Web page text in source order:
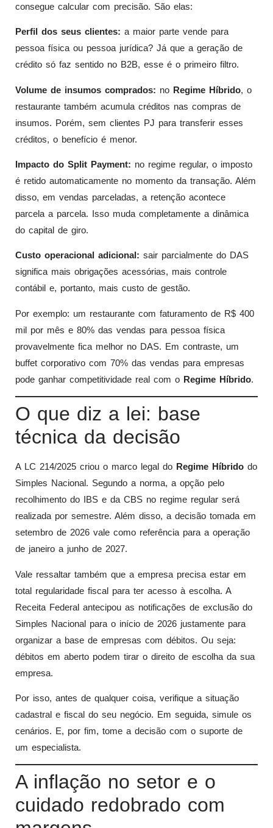
consegue calcular com precisão. São elas:
Perfil dos seus clientes: a maior parte vende para
pessoa física ou pessoa jurídica? Já que a geração de
crédito só faz sentido no B2B, esse é o primeiro filtro.
Volume de insumos comprados: no Regime Híbrido, o
restaurante também acumula créditos nas compras de
insumos. Porém, sem clientes PJ para transferir esses
créditos, o benefício é menor.
Impacto do Split Payment: no regime regular, o imposto
é retido automaticamente no momento da transação. Além
disso, em vendas parceladas, a retenção acontece
parcela a parcela. Isso muda completamente a dinâmica
do capital de giro.
Custo operacional adicional: sair parcialmente do DAS
significa mais obrigações acessórias, mais controle
contábil e, portanto, mais custo de gestão.
Por exemplo: um restaurante com faturamento de R$ 400
mil por mês e 80% das vendas para pessoa física
provavelmente fica melhor no DAS. Em contraste, um
buffet corporativo com 70% das vendas para empresas
pode ganhar competitividade real com o Regime Híbrido.
O que diz a lei: base
técnica da decisão
A LC 214/2025 criou o marco legal do Regime Híbrido do
Simples Nacional. Segundo a norma, a opção pelo
recolhimento do IBS e da CBS no regime regular será
realizada por semestre. Além disso, a decisão tomada em
setembro de 2026 vale como referência para a operação
de janeiro a junho de 2027.
Vale ressaltar também que a empresa precisa estar em
total regularidade fiscal para ter acesso à escolha. A
Receita Federal antecipou as notificações de exclusão do
Simples Nacional para o início de 2026 justamente para
organizar a base de empresas com débitos. Ou seja:
débitos em aberto podem tirar o direito de escolha da sua
empresa.
Por isso, antes de qualquer coisa, verifique a situação
cadastral e fiscal do seu negócio. Em seguida, simule os
cenários. E, por fim, tome a decisão com o suporte de
um especialista.
A inflação no setor e o
cuidado redobrado com